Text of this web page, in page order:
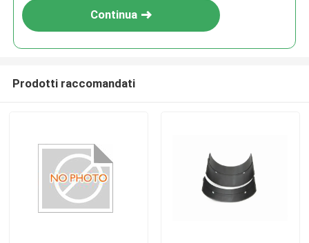
Continua
Prodotti raccomandati